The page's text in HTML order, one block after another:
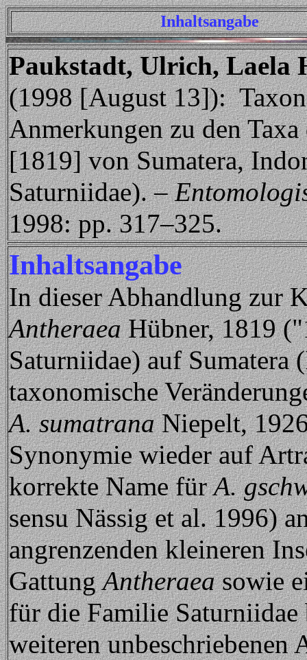
Inhaltsangabe
Paukstadt, Ulrich, Laela
(1998 [August 13]):
Anmerkungen zu den
[1819] von Sumatera,
Saturniidae). –
1998: pp. 317–325.
Inhaltsangabe
In dieser Abhandlung zur
AntheraeaHübner, 1819
Saturniidae) auf Sumatera
taxonomische
A. sumatranaNiepelt,
Synonymie wieder auf
korrekte Name fürA.
sensu Nässig et al. 1996)
angrenzenden kleineren
GattungAntheraeasowie
für die Familie
weiteren unbeschriebenen